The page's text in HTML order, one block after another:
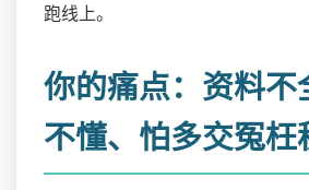
跑线上。
你的痛点：资料不
不懂、怕多交冤枉